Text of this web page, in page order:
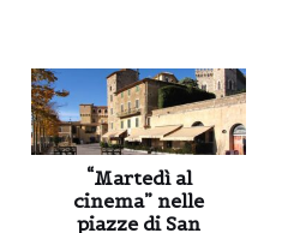
“Martedì al
cinema” nelle
piazze di San